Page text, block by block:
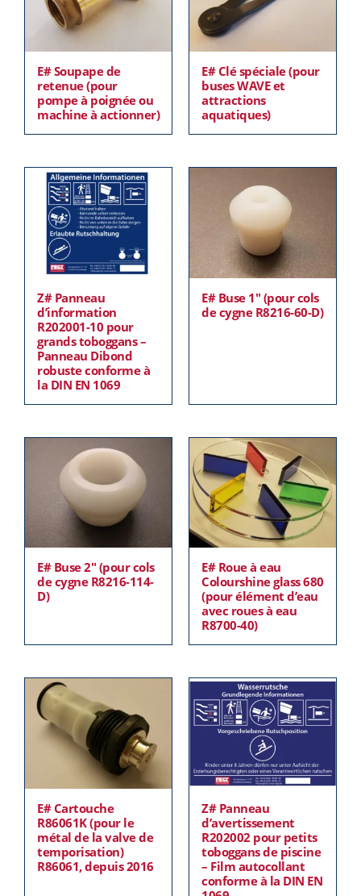
E# Soupape de
retenue (pour
pompe à poignée ou
machine à actionner)
E# Clé spéciale (pour
buses WAVE et
attractions
aquatiques)
Z# Panneau
d’information
R202001-10 pour
grands toboggans –
Panneau Dibond
robuste conforme à
la DIN EN 1069
E# Buse 1″ (pour cols
de cygne R8216-60-D)
E# Buse 2″ (pour cols
de cygne R8216-114-
D)
E# Roue à eau
Colourshine glass 680
(pour élément d’eau
avec roues à eau
R8700-40)
E# Cartouche
R86061K (pour le
métal de la valve de
temporisation)
R86061, depuis 2016
Z# Panneau
d’avertissement
R202002 pour petits
toboggans de piscine
– Film autocollant
conforme à la DIN EN